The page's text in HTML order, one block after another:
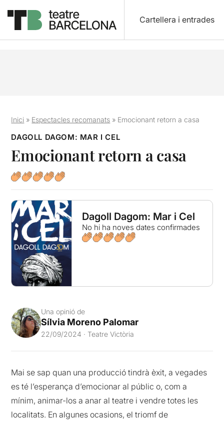
Cartellera i entrades
Inici » Espectacles recomanats » Emocionant retorn a casa
DAGOLL DAGOM: MAR I CEL
Emocionant retorn a casa
Dagoll Dagom: Mar i Cel
No hi ha noves dates confirmades
Una opinió de
Sílvia Moreno Palomar
22/09/2024 · Teatre Victòria
Mai se sap quan una producció tindrà èxit, a vegades
es té l’esperança d’emocionar al públic o, com a
mínim, animar-los a anar al teatre i vendre totes les
localitats. En algunes ocasions, el triomf de